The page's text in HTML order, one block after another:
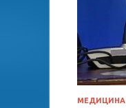
МЕДИЦИНА